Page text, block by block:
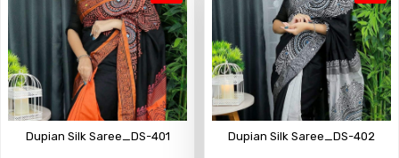
Dupian Silk Saree_DS-401 Dupian Silk Saree_DS-402